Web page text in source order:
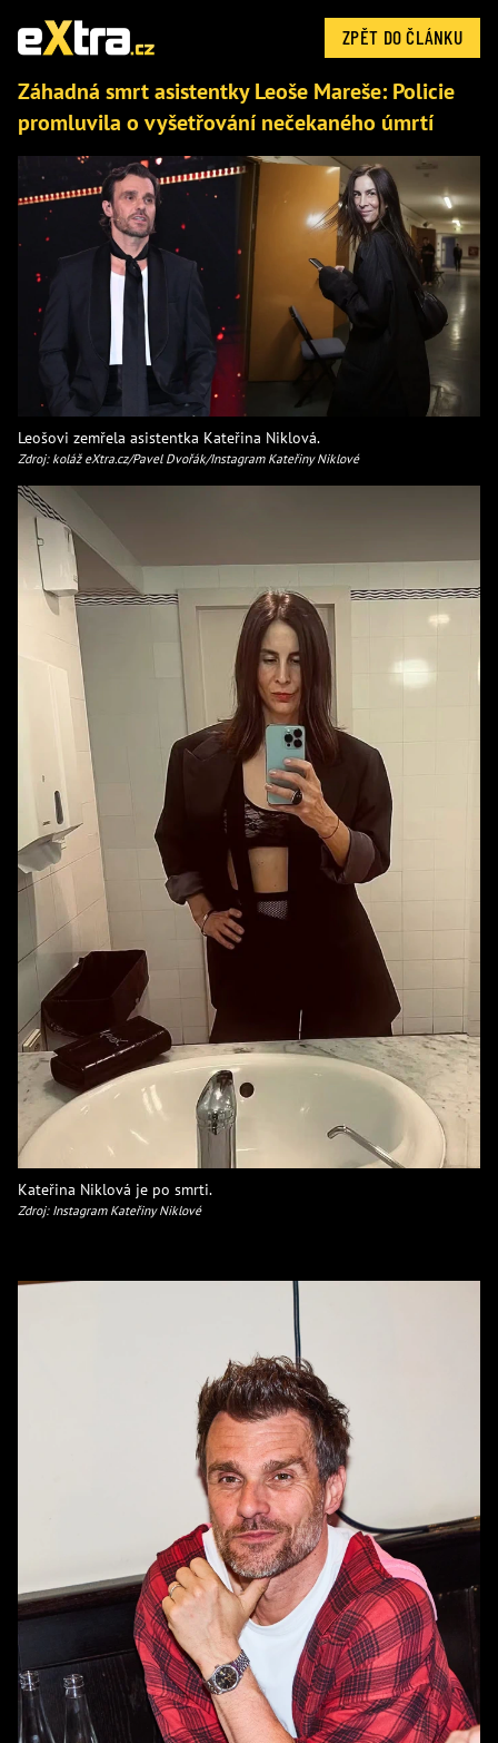
ZPĚT DO ČLÁNKU
Záhadná smrt asistentky Leoše Mareše: Policie
promluvila o vyšetřování nečekaného úmrtí
Leošovi zemřela asistentka Kateřina Niklová.
Zdroj: koláž eXtra.cz/Pavel Dvořák/Instagram Kateřiny Niklové
Kateřina Niklová je po smrti.
Zdroj: Instagram Kateřiny Niklové